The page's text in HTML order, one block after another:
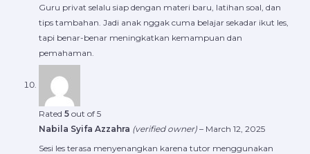
Guru privat selalu siap dengan materi baru, latihan soal, dan
tips tambahan. Jadi anak nggak cuma belajar sekadar ikut les,
tapi benar-benar meningkatkan kemampuan dan
pemahaman.
Rated 5 out of 5
Nabila Syifa Azzahra (verified owner) – March 12, 2025
Sesi les terasa menyenangkan karena tutor menggunakan